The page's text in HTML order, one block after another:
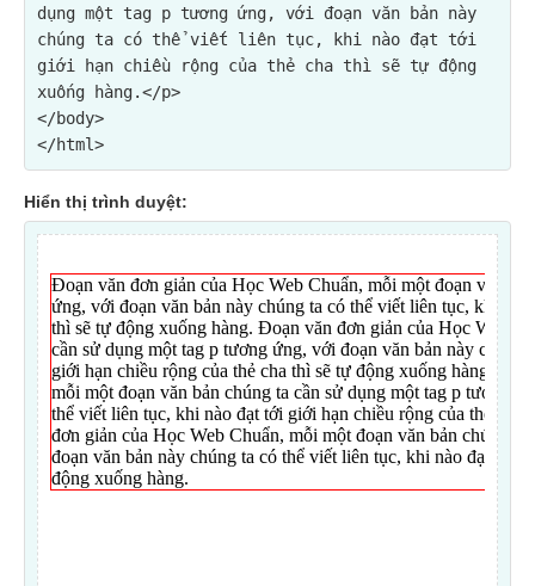
dụng một tag p tương ứng, với đoạn văn bản này
chúng ta có thể viết liên tục, khi nào đạt tới
giới hạn chiều rộng của thẻ cha thì sẽ tự động
xuống hàng.</p>
</body>
Hiển thị trình duyệt: